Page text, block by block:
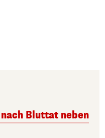
Bluttat neben